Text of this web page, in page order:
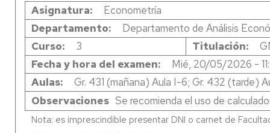
Asignatura
Econometría
Departamento
Departamento de Análisis
Curso
3 Titulación
Fecha y hora del examen
Mié, 20/05/2026 -
Aulas
Gr. 431 (mañana) Aula I-6; Gr. 432 (tarde)
Observaciones Se recomienda el uso de